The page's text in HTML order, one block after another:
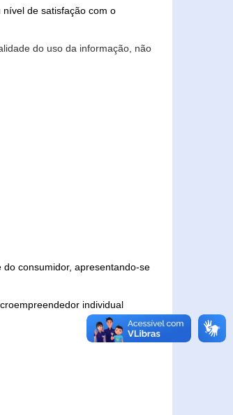
de satisfação com o
do uso da informação, não
consumidor, apresentando-se
individual